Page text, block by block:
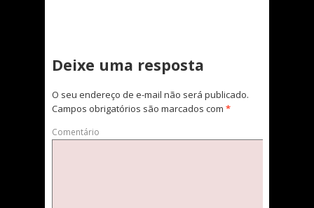
Deixe uma resposta
O seu endereço de e-mail não será publicado.
Campos obrigatórios são marcados com *
Comentário